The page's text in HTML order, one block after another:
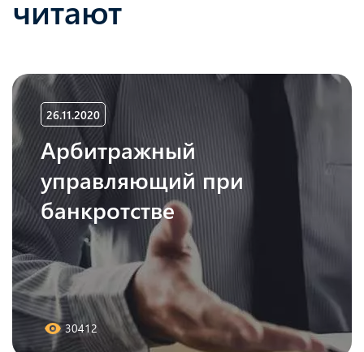
читают
26.11.2020
Арбитражный
управляющий при
банкротстве
30412